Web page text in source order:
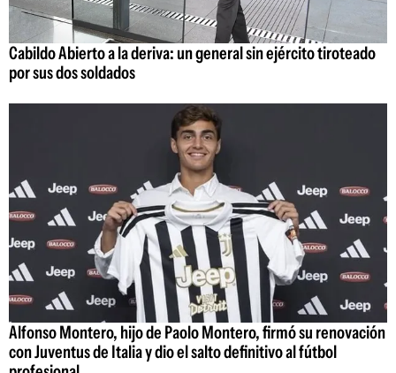
Cabildo Abierto a la deriva: un general sin ejército tiroteado
por sus dos soldados
Alfonso Montero, hijo de Paolo Montero, firmó su renovación
con Juventus de Italia y dio el salto definitivo al fútbol